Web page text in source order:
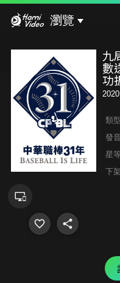
瀏覽
九
數
功
類型
發音
星等
下